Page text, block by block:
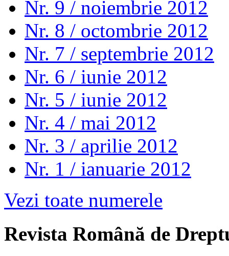
Nr. 9 / noiembrie 2012
Nr. 8 / octombrie 2012
Nr. 7 / septembrie 2012
Nr. 6 / iunie 2012
Nr. 5 / iunie 2012
Nr. 4 / mai 2012
Nr. 3 / aprilie 2012
Nr. 1 / ianuarie 2012
Vezi toate numerele
Revista Română de